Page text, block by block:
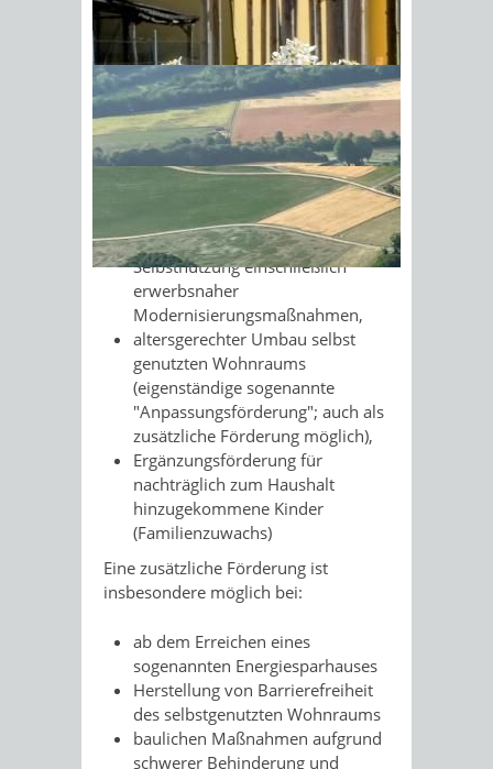
Sonnenschein am Morgen im
Ahornwald
Neubau oder Erwerb neuen
Wohnraums, der selbst genutzt
wird,
Änderungs- und
Erweiterungsmaßnahmen zur
Schaffung selbst genutzten
Erwerb bestehenden Wohnraums
(Gebrauchterwerb) zur
Selbstnutzung einschließlich
erwerbsnaher
Modernisierungsmaßnahmen,
altersgerechter Umbau selbst
genutzten Wohnraums
(eigenständige sogenannte
"Anpassungsförderung"; auch als
zusätzliche Förderung möglich),
Ergänzungsförderung für
nachträglich zum Haushalt
hinzugekommene Kinder
(Familienzuwachs)
Eine zusätzliche Förderung ist
insbesondere möglich bei:
ab dem Erreichen eines
sogenannten Energiesparhauses
Herstellung von Barrierefreiheit
des selbstgenutzten Wohnraums
baulichen Maßnahmen aufgrund
schwerer Behinderung und